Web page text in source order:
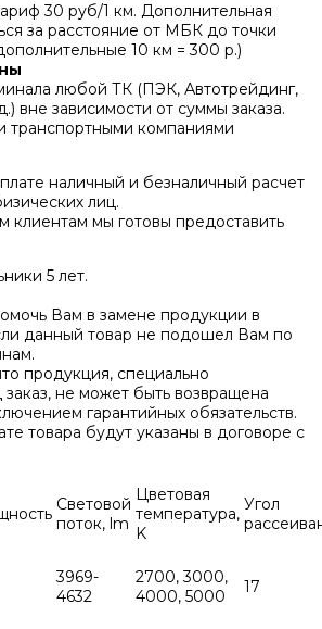
30 руб/1 км. Дополнительная
за расстояние от МБК до точки
10 км = 300 р.)
любой ТК (ПЭК, Автотрейдинг,
вне зависимости от суммы заказа.
транспортными компаниями
наличный и безналичный расчет
лиц.
клиентам мы готовы предоставить
5 лет.
Вам в замене продукции в
данный товар не подошел Вам по
продукция, специально
не может быть возвращена
гарантийных обязательств.
товара будут указаны в договоре с
Световой
поток, lm
Цветовая
температура,
K
Угол
3969-
4632
2700, 3000,
4000, 5000
17